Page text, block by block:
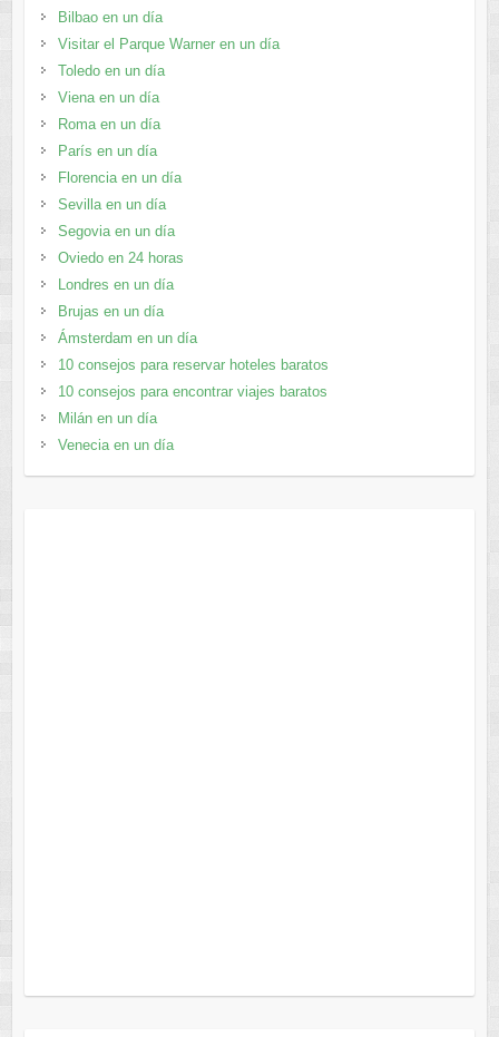
Bilbao en un día
Visitar el Parque Warner en un día
Toledo en un día
Viena en un día
Roma en un día
París en un día
Florencia en un día
Sevilla en un día
Segovia en un día
Oviedo en 24 horas
Londres en un día
Brujas en un día
Ámsterdam en un día
10 consejos para reservar hoteles baratos
10 consejos para encontrar viajes baratos
Milán en un día
Venecia en un día